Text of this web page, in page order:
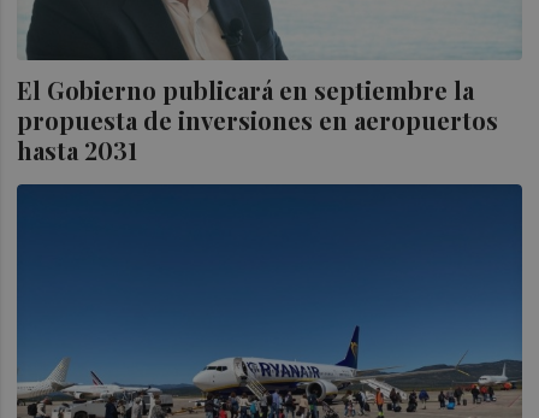
El Gobierno publicará en septiembre la
propuesta de inversiones en aeropuertos
hasta 2031